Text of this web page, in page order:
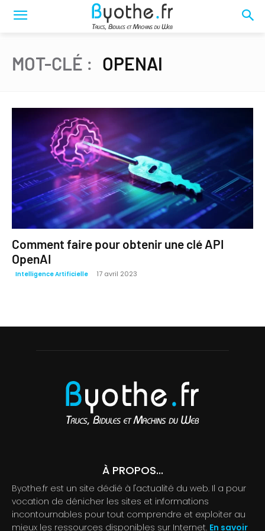
MOT-CLÉ : OPENAI
Comment faire pour obtenir une clé API
OpenAI
Intelligence Artificielle 17 avril 2023
À PROPOS...
Byothe.fr est un site dédié à l'actualité du web. Il a pour
vocation de dénicher les sites et informations
incontournables pour tout comprendre et exploiter au
mieux les ressources disponibles sur Internet. En savoir